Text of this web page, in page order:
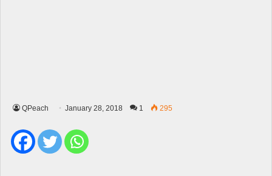
QPeach January 28, 2018 1 295